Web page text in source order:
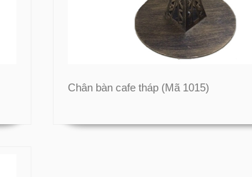
Chân bàn cafe tháp (Mã 1015)